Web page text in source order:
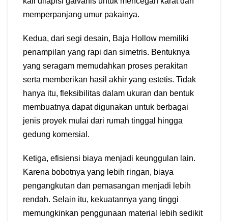
memperpanjang umur pakainya.
Kedua, dari segi desain, Baja Hollow memiliki
penampilan yang rapi dan simetris. Bentuknya
yang seragam memudahkan proses perakitan
serta memberikan hasil akhir yang estetis. Tidak
hanya itu, fleksibilitas dalam ukuran dan bentuk
membuatnya dapat digunakan untuk berbagai
jenis proyek mulai dari rumah tinggal hingga
gedung komersial.
Ketiga, efisiensi biaya menjadi keunggulan lain.
Karena bobotnya yang lebih ringan, biaya
pengangkutan dan pemasangan menjadi lebih
rendah. Selain itu, kekuatannya yang tinggi
memungkinkan penggunaan material lebih sedikit